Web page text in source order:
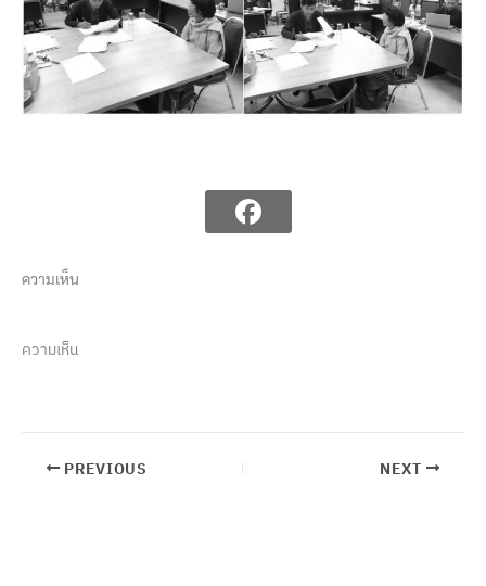
ความเห็น
ความเห็น
PREVIOUS NEXT